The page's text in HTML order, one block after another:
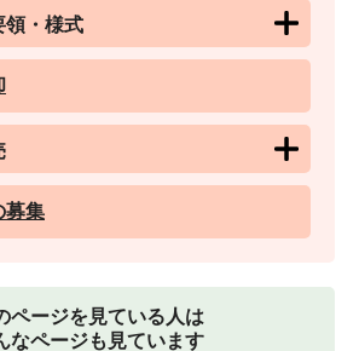
領・様式
募集
ページを見ている人は
なページも見ています